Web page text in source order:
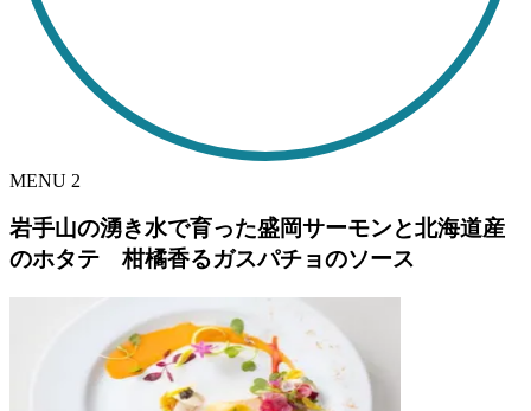
MENU 2
岩手山の湧き水で育った盛岡サーモンと北海道産
のホタテ 柑橘香るガスパチョのソース